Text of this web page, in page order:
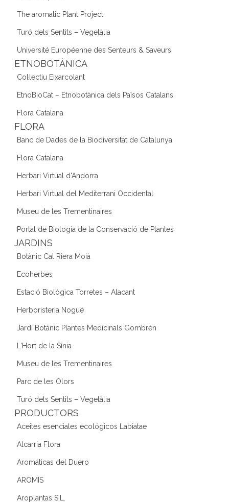
The aromatic Plant Project
Turó dels Sentits – Vegetàlia
Université Européenne des Senteurs & Saveurs
ETNOBOTÀNICA
Col·lectiu Eixarcolant
EtnoBioCat – Etnobotànica dels Països Catalans
Flora Catalana
FLORA
Banc de Dades de la Biodiversitat de Catalunya
Flora Catalana
Herbari Virtual d'Andorra
Herbari Virtual del Mediterrani Occidental
Museu de les Trementinaires
Portal de Biologia de la Conservació de Plantes
JARDINS
Botànic Cal Riera Moià
Ecoherbes
Estació Biològica Torretes – Alacant
Herboristeria Nogué
Jardí Botànic Plantes Medicinals Gombrèn
L'Hort de la Sínia
Museu de les Trementinaires
Parc de les Olors
Turó dels Sentits – Vegetàlia
PRODUCTORS
Aceites esenciales ecológicos Labiatae
Alcarria Flora
Aromáticas del Duero
AROMIS
Aroplantas S.L.